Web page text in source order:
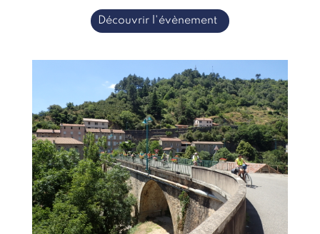
Découvrir l'évènement